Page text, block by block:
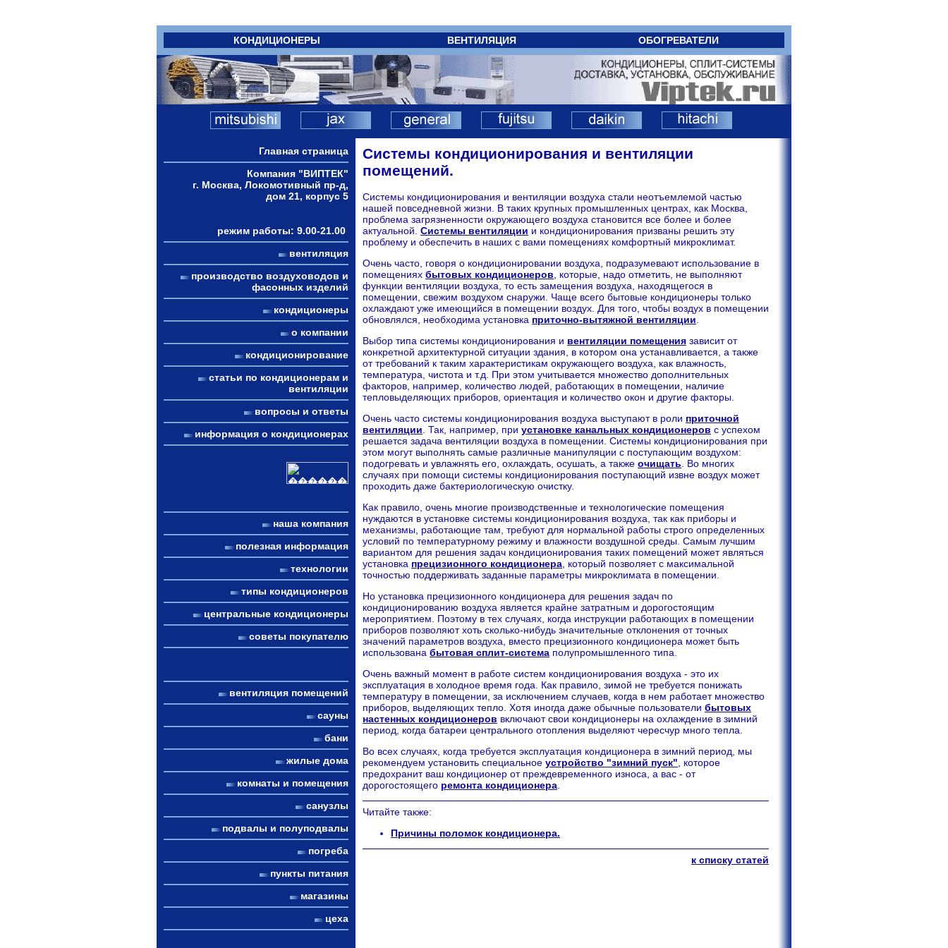
КОНДИЦИОНЕРЫ ВЕНТИЛЯЦИЯ ОБОГРЕВАТЕЛИ
Главная страница
Компания "ВИПТЕК"
г. Москва, Локомотивный пр-д,
дом 21, корпус 5
режим работы: 9.00-21.00
вентиляция
производство воздуховодов и
фасонных изделий
кондиционеры
о компании
кондиционирование
статьи по кондиционерам и
вентиляции
вопросы и ответы
информация о кондиционерах
наша компания
полезная информация
технологии
типы кондиционеров
центральные кондиционеры
советы покупателю
вентиляция помещений
сауны
бани
жилые дома
комнаты и помещения
санузлы
подвалы и полуподвалы
погреба
пункты питания
магазины
цеха
Системы кондиционирования и вентиляции
помещений.
Системы кондиционирования и вентиляции воздуха стали неотъемлемой частью
нашей повседневной жизни. В таких крупных промышленных центрах, как Москва,
проблема загрязненности окружающего воздуха становится все более и более
актуальной. Системы вентиляции и кондиционирования призваны решить эту
проблему и обеспечить в наших с вами помещениях комфортный микроклимат.
Очень часто, говоря о кондиционировании воздуха, подразумевают использование в
помещениях бытовых кондиционеров, которые, надо отметить, не выполняют
функции вентиляции воздуха, то есть замещения воздуха, находящегося в
помещении, свежим воздухом снаружи. Чаще всего бытовые кондиционеры только
охлаждают уже имеющийся в помещении воздух. Для того, чтобы воздух в помещении
обновлялся, необходима установка приточно-вытяжной вентиляции.
Выбор типа системы кондиционирования и вентиляции помещения зависит от
конкретной архитектурной ситуации здания, в котором она устанавливается, а также
от требований к таким характеристикам окружающего воздуха, как влажность,
температура, чистота и т.д. При этом учитывается множество дополнительных
факторов, например, количество людей, работающих в помещении, наличие
тепловыделяющих приборов, ориентация и количество окон и другие факторы.
Очень часто системы кондиционирования воздуха выступают в роли приточной
вентиляции. Так, например, при установке канальных кондиционеров с успехом
решается задача вентиляции воздуха в помещении. Системы кондиционирования при
этом могут выполнять самые различные манипуляции с поступающим воздухом:
подогревать и увлажнять его, охлаждать, осушать, а также очищать. Во многих
случаях при помощи системы кондиционирования поступающий извне воздух может
проходить даже бактериологическую очистку.
Как правило, очень многие производственные и технологические помещения
нуждаются в установке системы кондиционирования воздуха, так как приборы и
механизмы, работающие там, требуют для нормальной работы строго определенных
условий по температурному режиму и влажности воздушной среды. Самым лучшим
вариантом для решения задач кондиционирования таких помещений может являться
установка прецизионного кондиционера, который позволяет с максимальной
точностью поддерживать заданные параметры микроклимата в помещении.
Но установка прецизионного кондиционера для решения задач по
кондиционированию воздуха является крайне затратным и дорогостоящим
мероприятием. Поэтому в тех случаях, когда инструкции работающих в помещении
приборов позволяют хоть сколько-нибудь значительные отклонения от точных
значений параметров воздуха, вместо прецизионного кондиционера может быть
использована бытовая сплит-система полупромышленного типа.
Очень важный момент в работе систем кондиционирования воздуха - это их
эксплуатация в холодное время года. Как правило, зимой не требуется понижать
температуру в помещении, за исключением случаев, когда в нем работает множество
приборов, выделяющих тепло. Хотя иногда даже обычные пользователи бытовых
настенных кондиционеров включают свои кондиционеры на охлаждение в зимний
период, когда батареи центрального отопления выделяют чересчур много тепла.
Во всех случаях, когда требуется эксплуатация кондиционера в зимний период, мы
рекомендуем установить специальное устройство "зимний пуск", которое
предохранит ваш кондиционер от преждевременного износа, а вас - от
дорогостоящего ремонта кондиционера.
Читайте также:
Причины поломок кондиционера.
к списку статей